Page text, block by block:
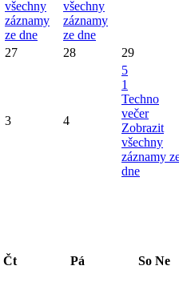
všechny
záznamy
ze dne
všechny
záznamy
ze dne
27 28 29
3 4
5
1
Techno
večer
Zobrazit
všechny
záznamy
dne
Čt Pá So Ne